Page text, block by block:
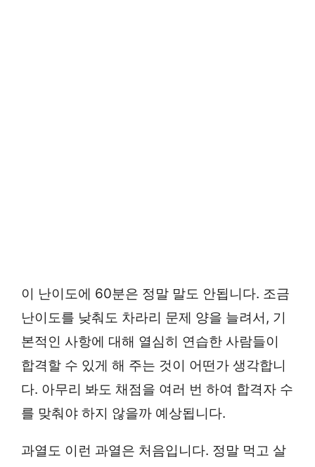
이 난이도에 60분은 정말 말도 안됩니다. 조금
난이도를 낮춰도 차라리 문제 양을 늘려서, 기
본적인 사항에 대해 열심히 연습한 사람들이
합격할 수 있게 해 주는 것이 어떤가 생각합니
다. 아무리 봐도 채점을 여러 번 하여 합격자 수
를 맞춰야 하지 않을까 예상됩니다.
과열도 이런 과열은 처음입니다. 정말 먹고 살